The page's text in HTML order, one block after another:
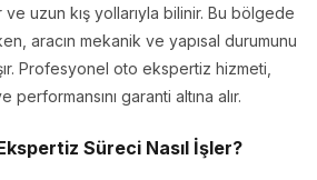
uzun kış yollarıyla bilinir. Bu bölgede
aracın mekanik ve yapısal durumunu
Profesyonel oto ekspertiz hizmeti,
performansını garanti altına alır.
Süreci Nasıl İşler?